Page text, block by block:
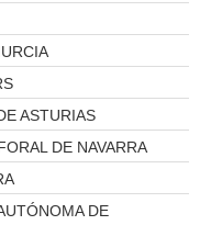
ASTURIAS
DE NAVARRA
DE